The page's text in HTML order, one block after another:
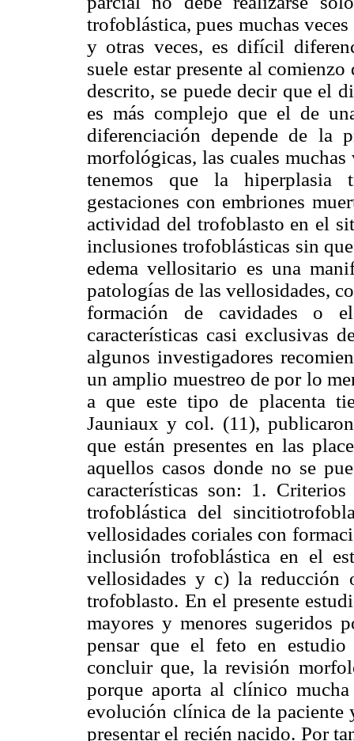
trofoblástica, pues muchas
y otras veces, es difícil
suele estar presente al
descrito, se puede decir que el
es más complejo que el de
diferenciación depende de la
morfológicas, las cuales
tenemos que la hiperplasia
gestaciones con embriones
actividad del trofoblasto en el
inclusiones trofoblásticas sin
edema vellositario es una
patologías de las vellosidades,
formación de cavidades o
características casi exclusivas
algunos investigadores
un amplio muestreo de por lo
a que este tipo de placenta
Jauniaux y col. (11),
que están presentes en las
aquellos casos donde no se
características son: 1.
trofoblástica del
vellosidades coriales con
inclusión trofoblástica en el
vellosidades y c) la reducción
trofoblasto. En el presente
mayores y menores sugeridos
pensar que el feto en
concluir que, la revisión
porque aporta al clínico
evolución clínica de la paciente
presentar el recién nacido. Por